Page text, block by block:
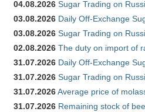
04.08.2026 Sugar Trading on
03.08.2026 Daily Off-Exchange
03.08.2026 Sugar Trading on
02.08.2026 The duty on import of
31.07.2026 Daily Off-Exchange
31.07.2026 Sugar Trading on
31.07.2026Average price of
31.07.2026 Remaining stock of